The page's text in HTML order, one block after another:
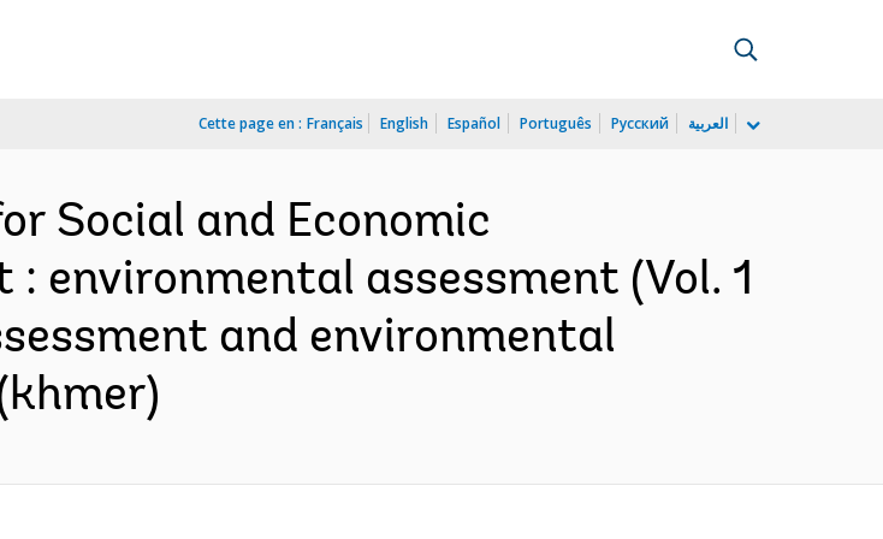
Cette page en : Français English Español Português Русский العربية
Social and Economic
: environmental assessment (Vol. 1
and environmental